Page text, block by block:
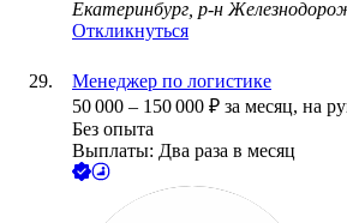
Екатеринбург, р-н
Откликнуться
Менеджер по логистике
50 000 – 150 000 ₽ за месяц, на
Без опыта
Выплаты: Два раза в месяц